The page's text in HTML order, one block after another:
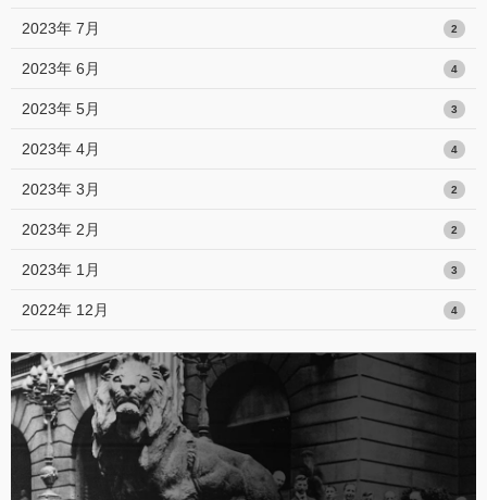
2023年 7月 2
2023年 6月 4
2023年 5月 3
2023年 4月 4
2023年 3月 2
2023年 2月 2
2023年 1月 3
2022年 12月 4